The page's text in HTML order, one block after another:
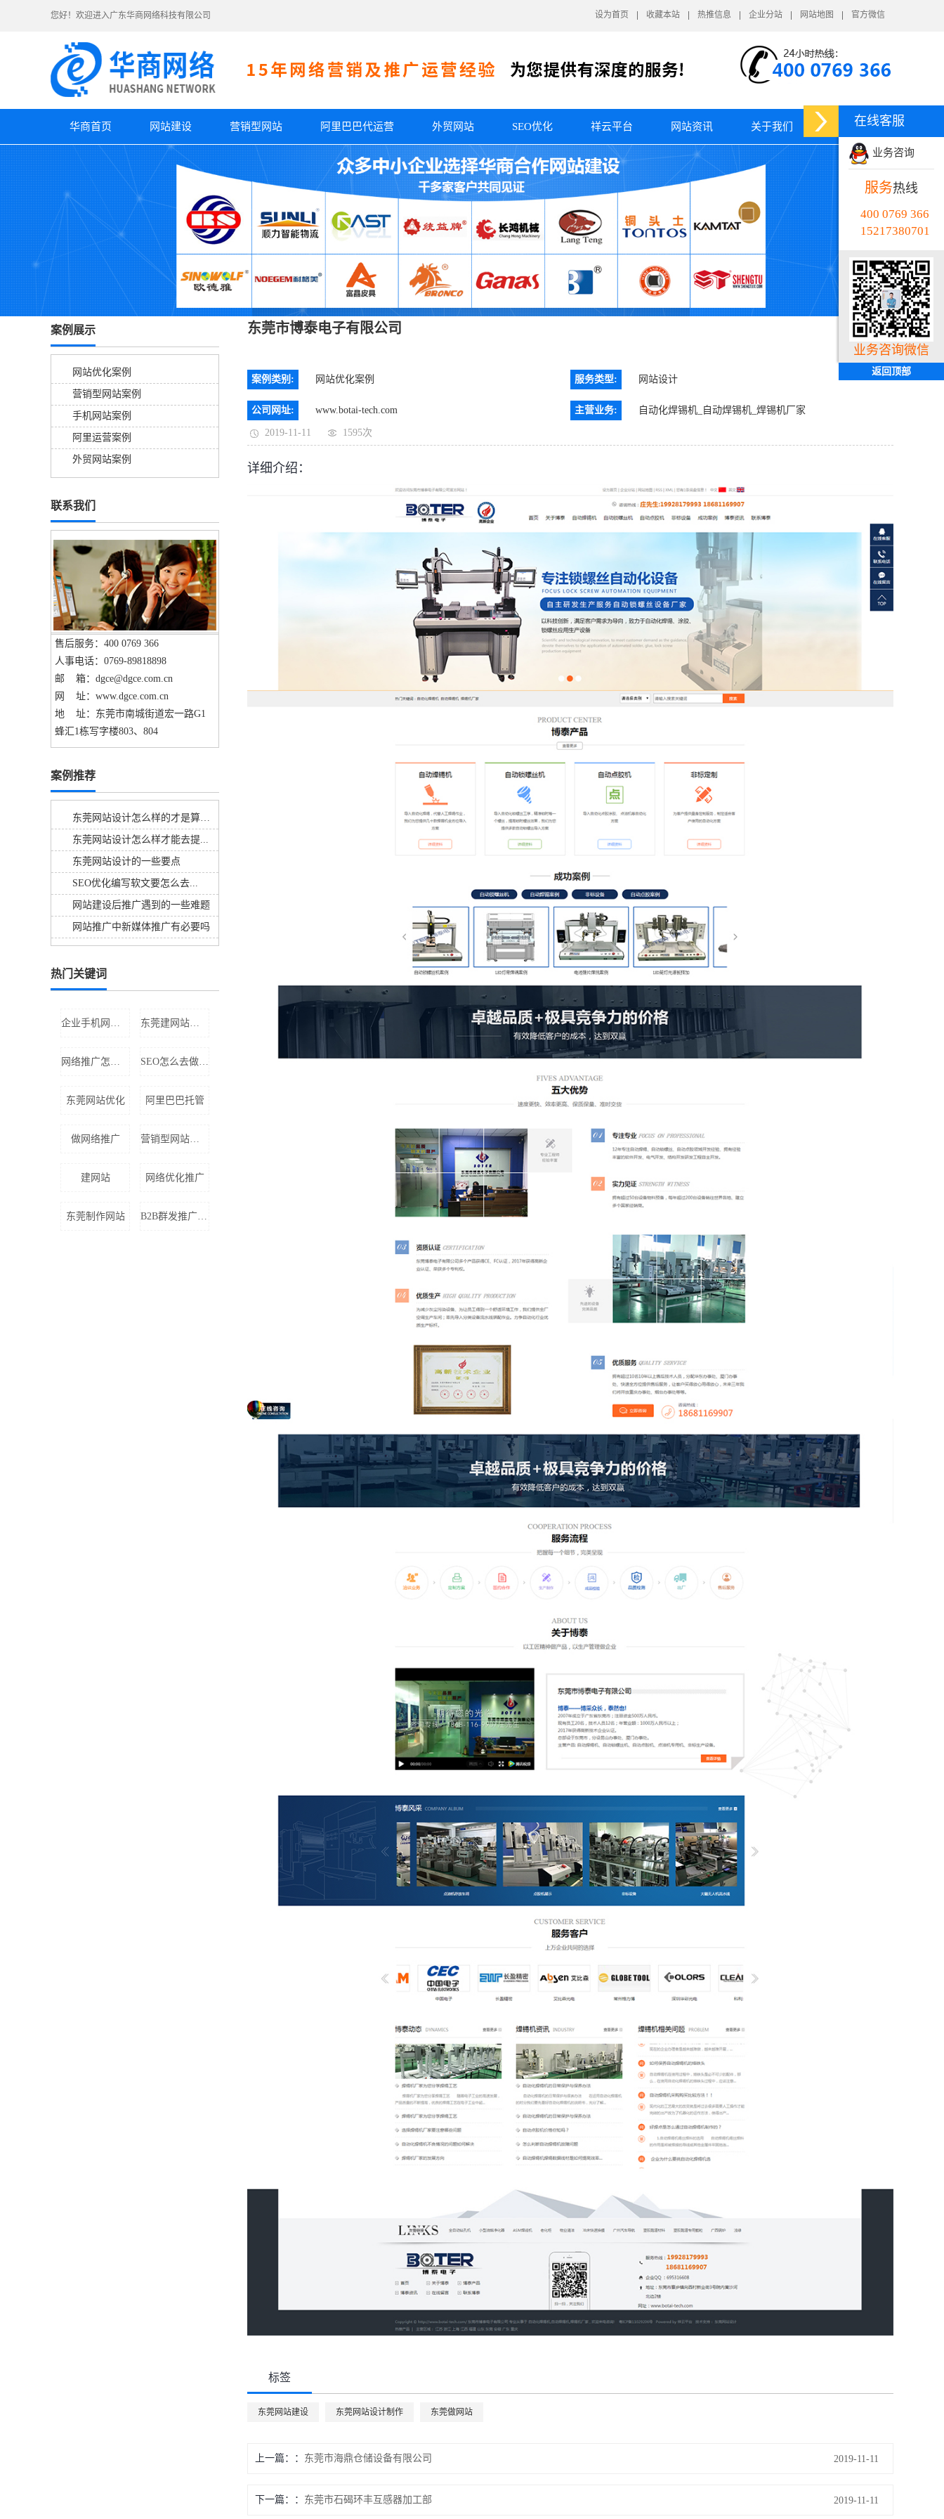
您好！欢迎进入广东华商网络科技有限公司 设为首页 收藏本站 热推信息 企业分站 网站地图 官方微信
华商首页 网站建设 营销型网站 阿里巴巴代运营 外贸网站 SEO优化 祥云平台 网站资讯 关于我们
案例展示
网站优化案例
营销型网站案例
手机网站案例
阿里运营案例
外贸网站案例
联系我们
售后服务：400 0769 366
人事电话：0769-89818898
邮 箱：dgce@dgce.com.cn
网 址：www.dgce.com.cn
地 址：东莞市南城街道宏一路G1
蜂汇1栋写字楼803、804
案例推荐
东莞网站设计怎么样才能去提...
东莞网站设计的一些要点
SEO优化编写软文要怎么去...
网站建设后推广遇到的一些难题
网站推广中新媒体推广有必要吗
热门关键词
东莞网站优化 阿里巴巴托管
做网络推广
建网站 网络优化推广
东莞制作网站
东莞市博泰电子有限公司
案例类别: 网站优化案例 服务类型: 网站设计
公司网址: www.botai-tech.com 主营业务: 自动化焊锡机_自动焊锡机_焊锡机厂家
2019-11-11 1595次
详细介绍：
标签
东莞网站建设 东莞网站设计制作 东莞做网站
上一篇： 东莞市海鼎仓储设备有限公司 2019-11-11
下一篇： 东莞市石碣环丰互感器加工部 2019-11-11
在线客服
业务咨询
服务热线
400 0769 366
15217380701
业务咨询微信
返回顶部